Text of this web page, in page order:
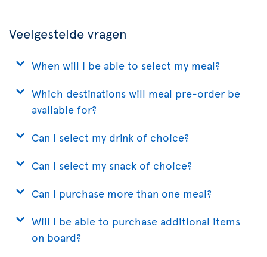
Veelgestelde vragen
When will I be able to select my meal?
Which destinations will meal pre-order be
available for?
Can I select my drink of choice?
Can I select my snack of choice?
Can I purchase more than one meal?
Will I be able to purchase additional items
on board?